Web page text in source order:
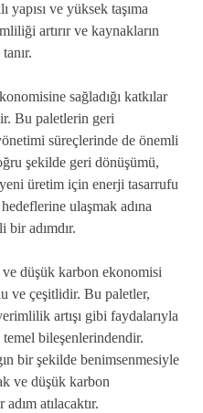
yapısı ve yüksek taşıma
artırır ve kaynakların
sağladığı katkılar
Bu paletlerin geri
süreçlerinde de önemli
şekilde geri dönüşümü,
üretim için enerji tasarrufu
ulaşmak adına
bir adımdır.
ve düşük karbon ekonomisi
ve çeşitlidir. Bu paletler,
artışı gibi faydalarıyla
bileşenlerindendir.
bir şekilde benimsenmesiyle
ve düşük karbon
atılacaktır.